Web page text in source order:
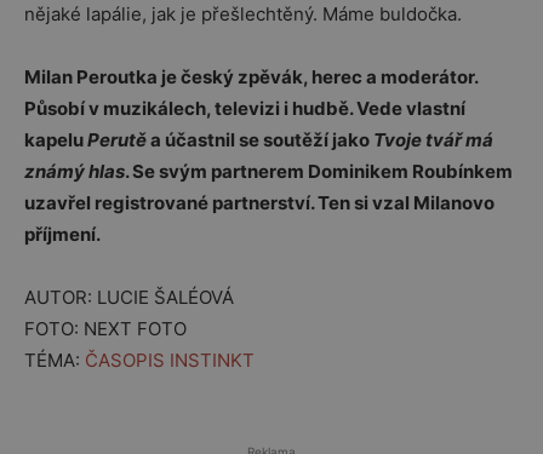
nějaké lapálie, jak je přešlechtěný. Máme buldočka.
Milan Peroutka je český zpěvák, herec a moderátor.
Působí v muzikálech, televizi i hudbě. Vede vlastní
kapeluPerutěa účastnil se soutěží jako Tvoje tvář má
známý hlas. Se svým partnerem Dominikem Roubínkem
uzavřel registrované partnerství. Ten si vzal Milanovo
příjmení.
AUTOR: LUCIE ŠALÉOVÁ
FOTO: NEXT FOTO
TÉMA: ČASOPIS INSTINKT